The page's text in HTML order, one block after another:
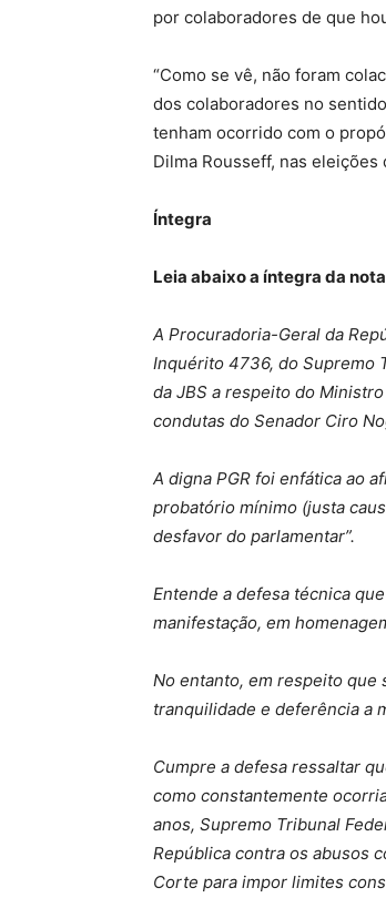
por colaboradores de que
“Como se vê, não foram
dos colaboradores no
tenham ocorrido com o
Dilma Rousseff, nas eleições
Íntegra
Leia abaixo a íntegra da
A Procuradoria-Geral da
Inquérito 4736, do Supremo
da JBS a respeito do
condutas do Senador Ciro
A digna PGR foi enfática ao
probatório mínimo (justa
desfavor do parlamentar”.
Entende a defesa técnica
manifestação, em
No entanto, em respeito que
tranquilidade e deferência a
Cumpre a defesa ressaltar
como constantemente
anos, Supremo Tribunal
República contra os abusos
Corte para impor limites